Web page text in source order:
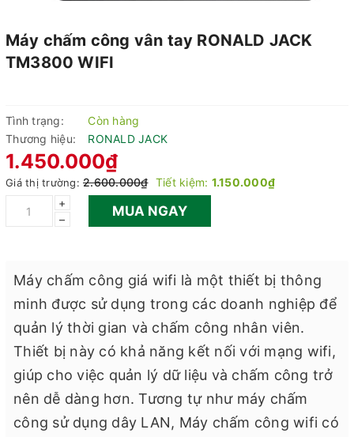
Máy chấm công vân tay RONALD JACK
TM3800 WIFI
Tình trạng:
Còn hàng
Thương hiệu:
RONALD JACK
1.450.000₫
Giá thị trường: 2.600.000₫ Tiết kiệm: 1.150.000₫
+
–
MUA NGAY
Máy chấm công giá wifi là một thiết bị thông
minh được sử dụng trong các doanh nghiệp để
quản lý thời gian và chấm công nhân viên.
Thiết bị này có khả năng kết nối với mạng wifi,
giúp cho việc quản lý dữ liệu và chấm công trở
nên dễ dàng hơn. Tương tự như máy chấm
công sử dụng dây LAN, Máy chấm công wifi có